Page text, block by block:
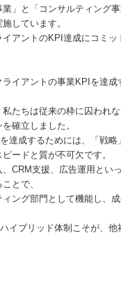
」と「コンサルティング
しています。
アントのKPI達成にコミッ
イアントの事業KPIを達成
たちは従来の枠に囚われ
確立しました。
達成するためには、「戦略
ードと質が不可欠です。
CRM支援、広告運用とい
とで、
ング部門として機能し、
イブリッド体制こそが、他